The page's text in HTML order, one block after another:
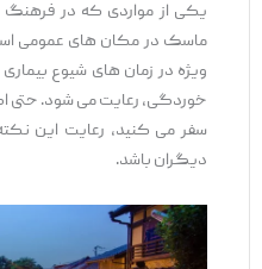
یکی از مواردی که در فرهنگ
ماسک در مکان ‌های عمومی است.
ویژه در زمان ‌های شیوع بیماری
خوردگی، رعایت می‌ شود. حتی
سفر می‌ کنید، رعایت این نکته
دیگران باشد.